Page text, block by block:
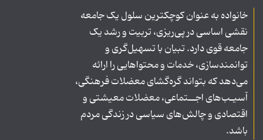
خانواده به عنوان کوچکترین سلول یک جامعه
نقشی اساسی در پی‌ریزی، تربیت و رشد یک
جامعه قوی دارد. تبیان با تسهیل‌گری و
توانمندسازی، خدمات و محتواهایی را ارائه
می‌دهد که بتواند گره‌گشای معضلات فرهنگی،
آسیـب‌های اجــتماعی، معضلات معیشتی و
اقتصادی و چالش‌های سیاسی در زندگی مردم
باشد.